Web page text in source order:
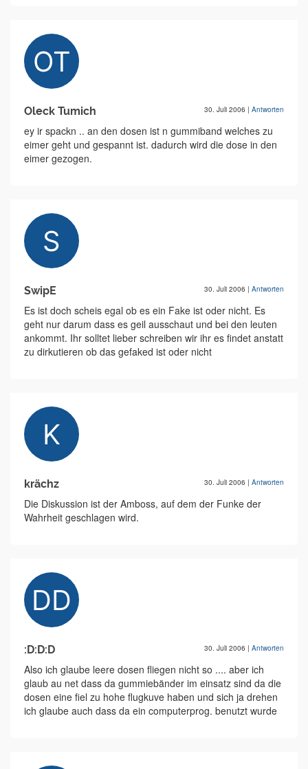
Oleck Tumich 30. Juli 2006 | Antworten
ey ir spackn .. an den dosen ist n gummiband welches zu
eimer geht und gespannt ist. dadurch wird die dose in den
eimer gezogen.
SwipE 30. Juli 2006 | Antworten
Es ist doch scheis egal ob es ein Fake ist oder nicht. Es
geht nur darum dass es geil ausschaut und bei den leuten
ankommt. Ihr solltet lieber schreiben wir ihr es findet anstatt
zu dirkutieren ob das gefaked ist oder nicht
krächz 30. Juli 2006 | Antworten
Die Diskussion ist der Amboss, auf dem der Funke der
Wahrheit geschlagen wird.
:D:D:D 30. Juli 2006 | Antworten
Also ich glaube leere dosen fliegen nicht so .... aber ich
glaub au net dass da gummiebänder im einsatz sind da die
dosen eine fiel zu hohe flugkuve haben und sich ja drehen
ich glaube auch dass da ein computerprog. benutzt wurde